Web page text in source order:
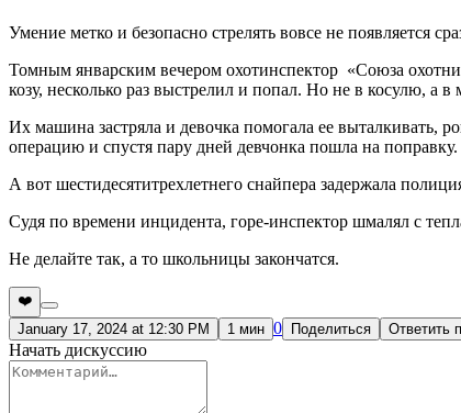
Умение метко и безопасно стрелять вовсе не появляется
Томным январским вечером охотинспектор «Союза
козу, несколько раз выстрелил и попал. Но не в косулю, а
Их машина застряла и девочка помогала ее выталкивать,
операцию и спустя пару дней девчонка пошла на поправку.
А вот шестидесятитрехлетнего снайпера задержала
Судя по времени инцидента, горе-инспектор шмалял с
Не делайте так, а то школьницы закончатся.
❤️
January 17, 2024 at 12:30 PM
1 мин 0 Поделиться Ответить
Начать дискуссию